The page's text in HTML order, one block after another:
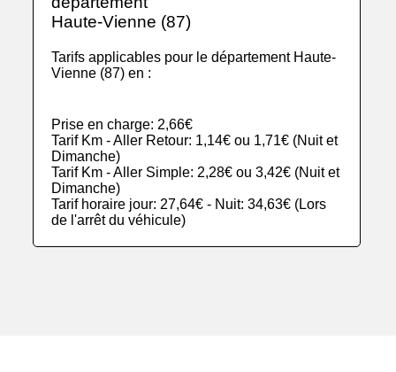
Haute-Vienne (87)
Tarifs applicables pour le département Haute-
Vienne (87) en :
Prise en charge: 2,66€
Tarif Km - Aller Retour: 1,14€ ou 1,71€ (Nuit et
Dimanche)
Tarif Km - Aller Simple: 2,28€ ou 3,42€ (Nuit et
Dimanche)
Tarif horaire jour: 27,64€ - Nuit: 34,63€ (Lors
de l'arrêt du véhicule)